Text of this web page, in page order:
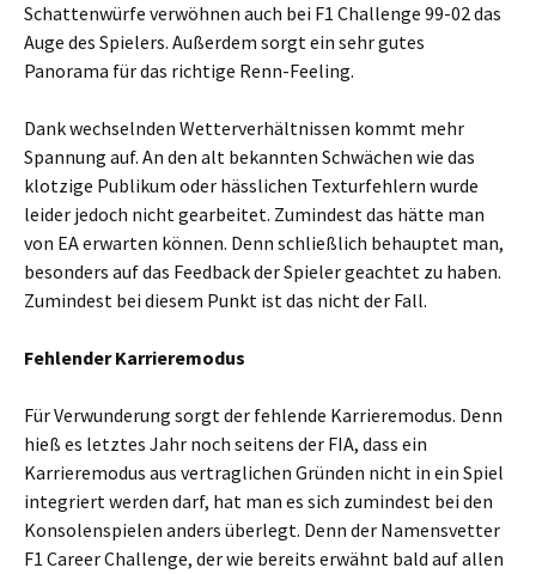
Schattenwürfe verwöhnen auch bei F1 Challenge 99-02 das
Auge des Spielers. Außerdem sorgt ein sehr gutes
Panorama für das richtige Renn-Feeling.
Dank wechselnden Wetterverhältnissen kommt mehr
Spannung auf. An den alt bekannten Schwächen wie das
klotzige Publikum oder hässlichen Texturfehlern wurde
leider jedoch nicht gearbeitet. Zumindest das hätte man
von EA erwarten können. Denn schließlich behauptet man,
besonders auf das Feedback der Spieler geachtet zu haben.
Zumindest bei diesem Punkt ist das nicht der Fall.
Fehlender Karrieremodus
Für Verwunderung sorgt der fehlende Karrieremodus. Denn
hieß es letztes Jahr noch seitens der FIA, dass ein
Karrieremodus aus vertraglichen Gründen nicht in ein Spiel
integriert werden darf, hat man es sich zumindest bei den
Konsolenspielen anders überlegt. Denn der Namensvetter
F1 Career Challenge, der wie bereits erwähnt bald auf allen